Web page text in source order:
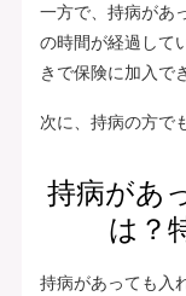
一方で、持病があ
の時間が経過して
きで保険に加入で
次に、持病の方で
持病があ
は？
持病があっても入